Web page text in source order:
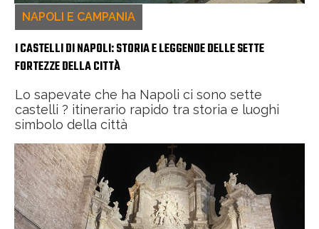
NAPOLI E CAMPANIA
I CASTELLI DI NAPOLI: STORIA E LEGGENDE DELLE SETTE
FORTEZZE DELLA CITTÀ
Lo sapevate che ha Napoli ci sono sette
castelli ? itinerario rapido tra storia e luoghi
simbolo della città